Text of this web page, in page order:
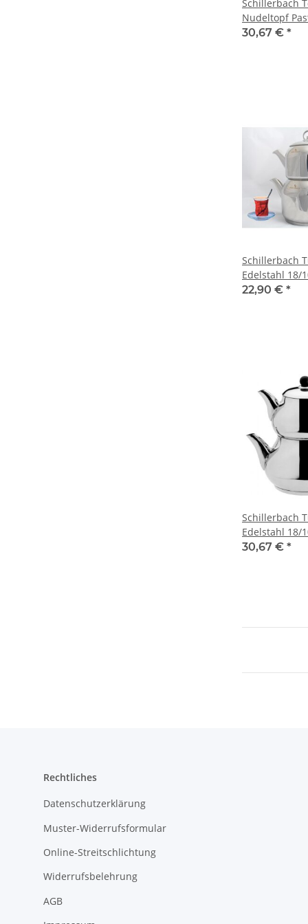
Schillerbach
Nudeltopf
Edelstahl 22 cm
30,67 € *
Schillerbach
Edelstahl 18/
kulplu
22,90 € *
Schillerbach
Edelstahl 18/
bakalit Baston
30,67 € *
Rechtliches
Datenschutzerklärung
Muster-Widerrufsformular
Online-Streitschlichtung
Widerrufsbelehrung
AGB